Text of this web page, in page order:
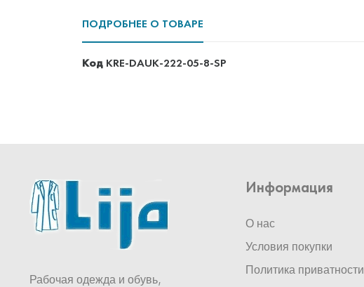
ПОДРОБНЕЕ О ТОВАРЕ
Код KRE-DAUK-222-05-8-SP
Рабочая одежда и обувь,
Информация
О нас
Условия покупки
Политика приватности